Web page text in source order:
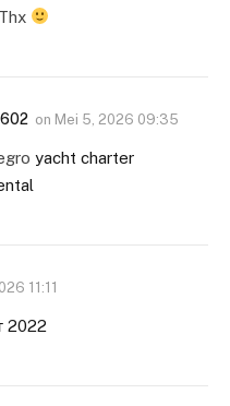
on Mei 5, 2026 09:35
yacht charter
11:11
2022